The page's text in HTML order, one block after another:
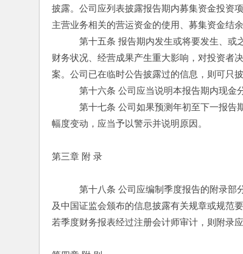
披露。公司应列表披露报告期内募集资金投资
主营业务相关的营运资金的使用、募集资金结余
第十五条 报告期内发生或将要发生、或之
财务状况、经营成果产生重大影响，对投资者
案。公司已在临时公告披露过的信息，则可只
第十六条 公司应当说明本报告期内现金分
第十七条 公司如果预测年初至下一报告期
幅度变动，应当予以警示并说明原因。
第三章 附 录
第十八条 公司应编制季度报告的附录部分
及中国证监会颁布的信息披露有关规章或规范
若季度财务报表经过注册会计师审计，则附录